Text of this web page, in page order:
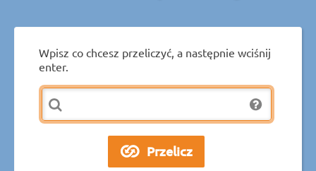
Wpisz co chcesz przeliczyć, a następnie wciśnij
enter.